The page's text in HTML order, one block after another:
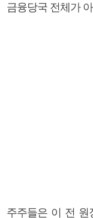
금융당국 전체가
주주들은 이 전 원